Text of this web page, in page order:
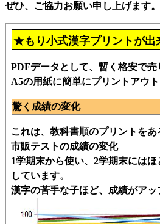
ぜひ、ご協力お願い申し上げます。